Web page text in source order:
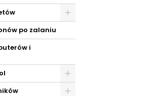
po zalaniu
i